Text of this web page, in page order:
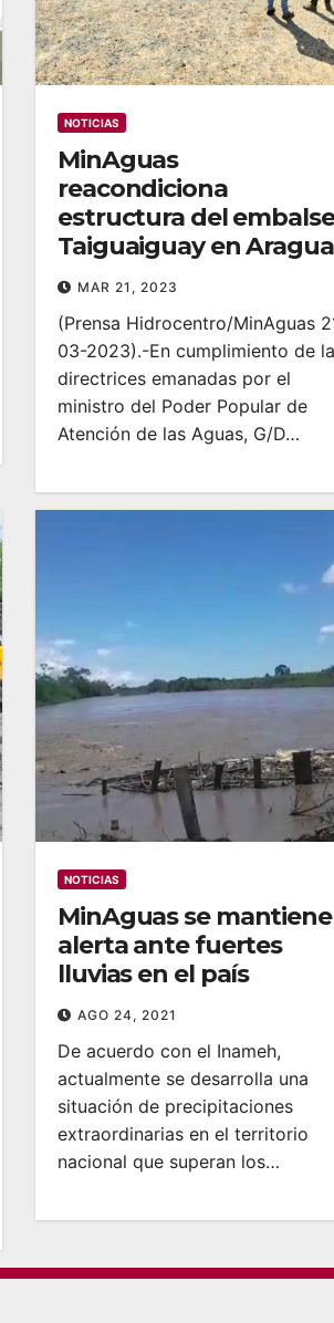
NOTICIAS
MinAguas
reacondiciona
estructura del embalse
Taiguaiguay en Aragua
MAR 21, 2023
(Prensa Hidrocentro/MinAguas
03-2023).-En cumplimiento de
directrices emanadas por el
ministro del Poder Popular de
Atención de las Aguas, G/D…
NOTICIAS
MinAguas se mantiene
alerta ante fuertes
lluvias en el país
AGO 24, 2021
De acuerdo con el Inameh,
actualmente se desarrolla una
situación de precipitaciones
extraordinarias en el territorio
nacional que superan los…